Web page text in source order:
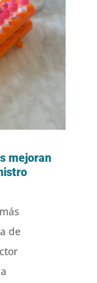
mejoran
de